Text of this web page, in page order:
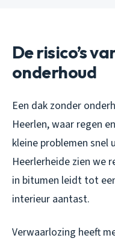
De risico’s
onderhoud
Een dak zonder
Heerlen, waar regen
kleine problemen
Heerlerheide zien we
in bitumen leidt tot
interieur aantast.
Verwaarlozing heeft